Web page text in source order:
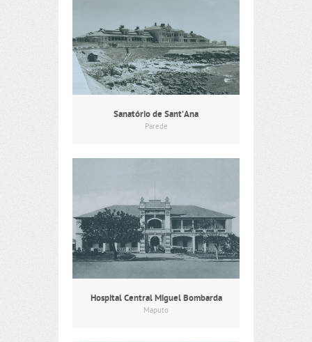
Sanatório de Sant’Ana
Parede
Hospital Central Miguel Bombarda
Maputo